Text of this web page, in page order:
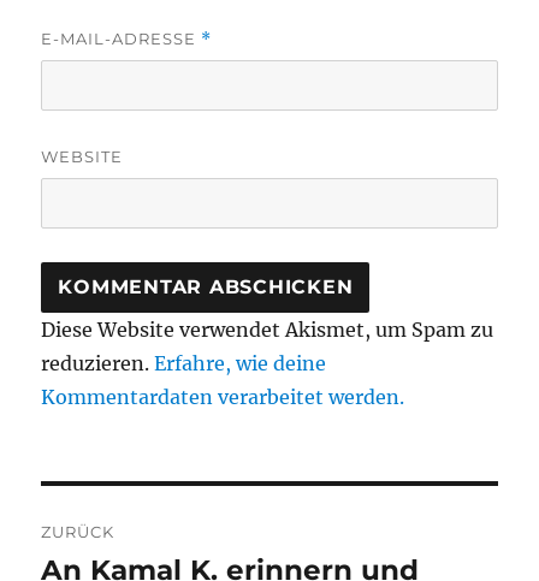
E-MAIL-ADRESSE *
WEBSITE
Diese Website verwendet Akismet, um Spam zu
reduzieren.Erfahre, wie deine
Kommentardaten verarbeitet werden.
ZURÜCK
Vorheriger
An Kamal K. erinnern und